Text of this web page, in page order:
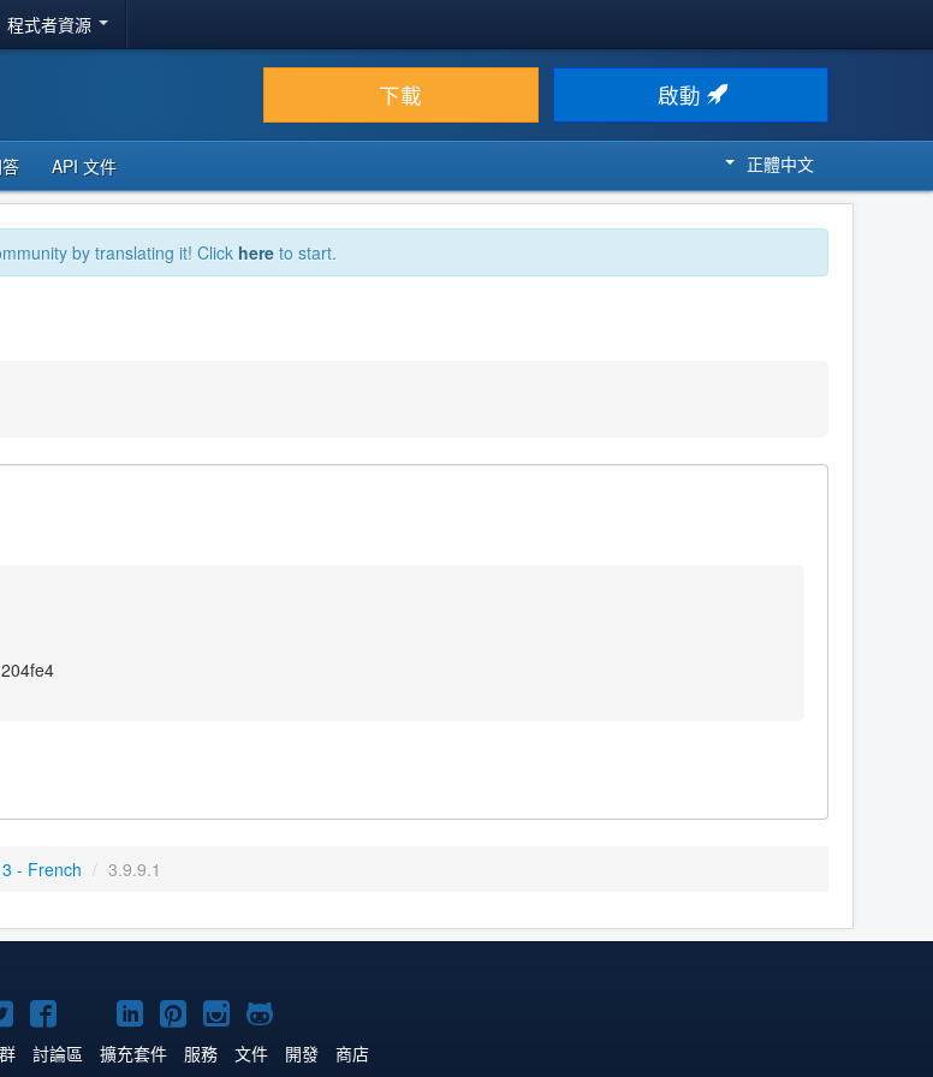
程式者資源
下載 啟動
API 文件 正體中文
by translating it! Click here to start.
- French / 3.9.9.1
Twitter
上
Facebook
上
YouTube
上
Linkedln
上
Pinterest
上
Instagram
上
GitHub
上
討論區 擴充套件 服務 文件 開發 商店